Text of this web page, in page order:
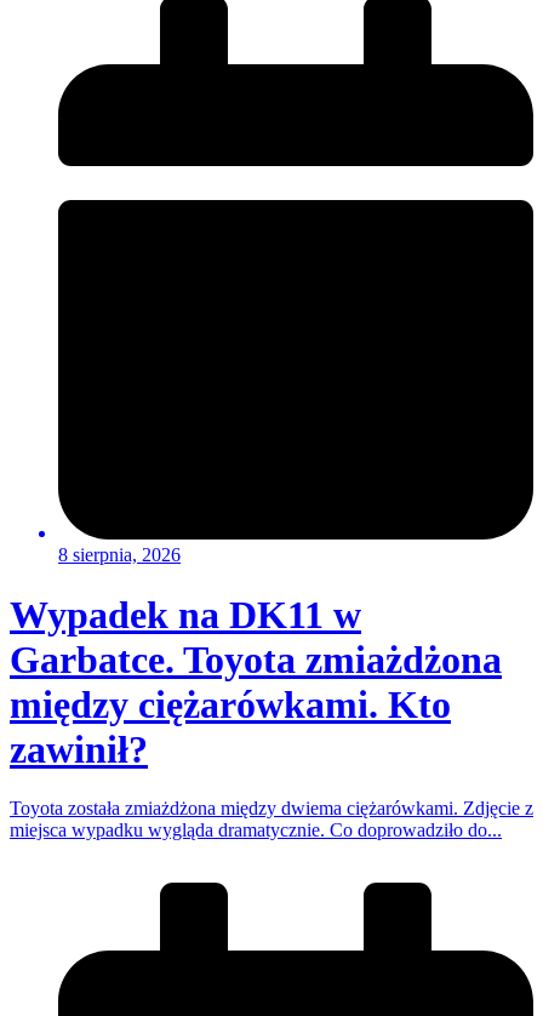
8 sierpnia, 2026
Wypadek na DK11 w
Garbatce. Toyota zmiażdżona
między ciężarówkami. Kto
zawinił?
Toyota została zmiażdżona między dwiema ciężarówkami. Zdjęcie z
miejsca wypadku wygląda dramatycznie. Co doprowadziło do...